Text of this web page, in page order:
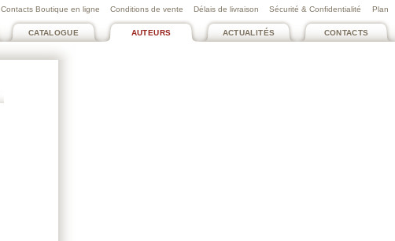
Plan
Contacts Boutique en ligne Conditions de vente Délais de livraison Sécurité & Confidentialité
CONTACTS
ACTUALITÉS
AUTEURS
CATALOGUE